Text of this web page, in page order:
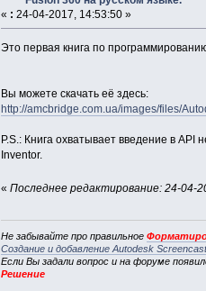
« : 24-04-2017, 14:53:50 »
Это первая книга по
Вы можете скачать её здесь:
http://amcbridge.com.ua/images/files/
P.S.: Книга охватывает введение в API
Inventor.
« Последнее редактирование: 24-04-
Не забывайте про правильное
Создание и добавление Autodesk
Если Вы задали вопрос и на форуме
Решение